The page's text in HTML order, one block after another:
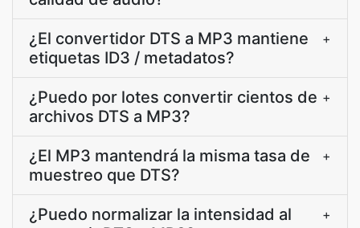
¿El convertidor DTS a MP3 mantiene
etiquetas ID3 / metadatos?
+
¿Puedo por lotes convertir cientos de
archivos DTS a MP3?
+
¿El MP3 mantendrá la misma tasa de
muestreo que DTS?
+
¿Puedo normalizar la intensidad al
+